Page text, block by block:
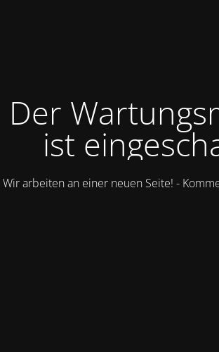
Der
ist
Wir arbeiten an einer neuen Seite! -